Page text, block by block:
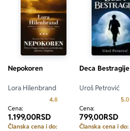
Nepokoren
Lora Hilenbrand
4.8Prosecna ocena je 4.8 od 5
Cena:
1.199,00RSD
Članska cena i do:
Deca Bestragije
Uroš Petrović
5.0
Cena:
799,00RSD
Članska cena i do: